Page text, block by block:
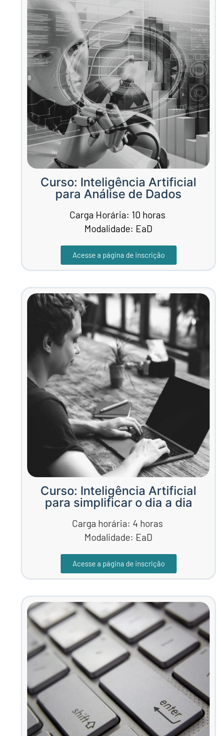
Curso: Inteligência Artificial
para Análise de Dados ​
Carga Horária: 10 horas
Modalidade: EaD
Acesse a página de inscrição
Curso: Inteligência Artificial
para simplificar o dia a dia
Carga horária: 4 horas
Modalidade: EaD
Acesse a página de inscrição